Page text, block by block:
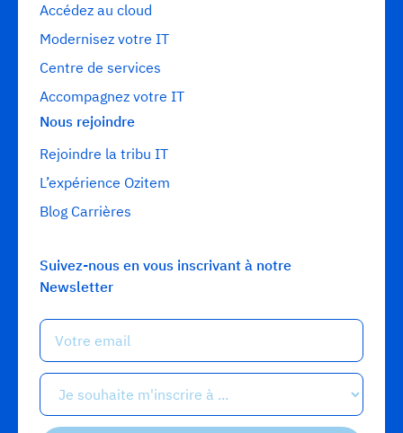
Accédez au cloud
Modernisez votre IT
Centre de services
Accompagnez votre IT
Nous rejoindre
Rejoindre la tribu IT
L’expérience Ozitem
Blog Carrières
Suivez-nous en vous inscrivant à notre
Newsletter